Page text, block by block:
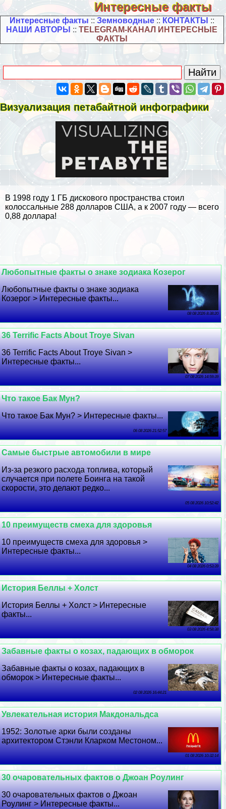
Интересные факты
Интересные факты :: Земноводные:: КОНТАКТЫ ::
НАШИ АВТОРЫ ::TELEGRAM-КАНАЛ ИНТЕРЕСНЫЕ
ФАКТЫ
Визуализация петабайтной инфографики
В 1998 году 1 ГБ дискового прострaнcтва стоил
колоссальные 288 долларов США, а к 2007 году — всего
0,88 доллара!
Любопытные факты о знаке зодиака Козерог
Любопытные факты о знаке зодиака
Козерог > Интересные факты...
08 08 2026 8:38:20
36 Terrific Facts About Troye Sivan
36 Terrific Facts About Troye Sivan >
Интересные факты...
07 08 2026 14:59:39
Что такое Бак Мун?
Что такое Бак Мун? > Интересные факты...
06 08 2026 21:52:57
Самые быстрые автомобили в мире
Из-за резкого расхода топлива, который
случается при полете Боинга на такой
скорости, это делают редко...
05 08 2026 10:52:42
10 преимуществ смеха для здоровья
10 преимуществ смеха для здоровья >
Интересные факты...
04 08 2026 0:53:39
История Беллы + Холст
История Беллы + Холст > Интересные
факты...
03 08 2026 4:58:38
Забавные факты о козах, падающих в обморок
Забавные факты о козах, падающих в
обморок > Интересные факты...
02 08 2026 16:44:21
Увлекательная история Макдональдса
1952: Золотые арки были созданы
архитектором Стэнли Кларком Местоном...
01 08 2026 10:32:14
30 очаровательных фактов о Джоан Роулинг
30 очаровательных фактов о Джоан
Роулинг > Интересные факты...